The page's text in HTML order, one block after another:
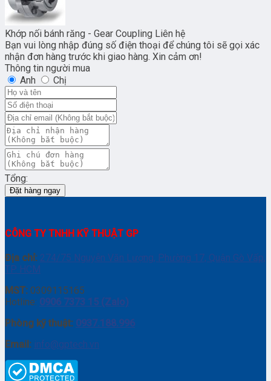
Khớp nối bánh răng - Gear Coupling Liên hệ
Bạn vui lòng nhập đúng số điện thoại để chúng tôi sẽ gọi xác
nhận đơn hàng trước khi giao hàng. Xin cảm ơn!
Thông tin người mua
Anh
Chị
Tổng:
Đặt hàng ngay
CÔNG TY TNHH KỸ THUẬT GP
Địa chỉ: 274/75 Nguyễn Văn Lượng, Phường 17, Quận Gò Vấp,
TP. HCM
MST: 0309115165
Hotline: 0906 7373 15 (Zalo)
Phòng kỹ thuật: 0937.188.996
Email: info@gptech.vn